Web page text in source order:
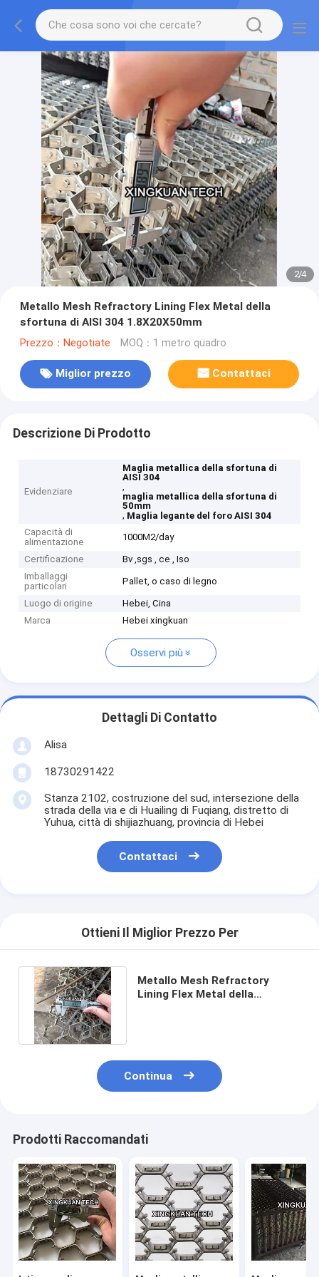
2/4
Metallo Mesh Refractory Lining Flex Metal della
sfortuna di AISI 304 1.8X20X50mm
Prezzo：Negotiate MOQ：1 metro quadro
Miglior prezzo Contattaci
Descrizione Di Prodotto
Evidenziare
Maglia metallica della sfortuna di
AISI 304
,
maglia metallica della sfortuna di
50mm
, Maglia legante del foro AISI 304
Capacità di
alimentazione
1000M2/day
Certificazione
Bv ,sgs , ce , Iso
Imballaggi
particolari
Pallet, o caso di legno
Luogo di origine
Hebei, Cina
Marca
Hebei xingkuan
Osservi più
Dettagli Di Contatto
Alisa
18730291422
Stanza 2102, costruzione del sud, intersezione della
strada della via e di Huailing di Fuqiang, distretto di
Yuhua, città di shijiazhuang, provincia di Hebei
Contattaci
Ottieni Il Miglior Prezzo Per
Metallo Mesh Refractory
Lining Flex Metal della
Continua
Prodotti Raccomandati